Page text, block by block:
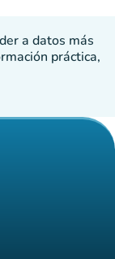
a datos más
práctica,
pestaña)